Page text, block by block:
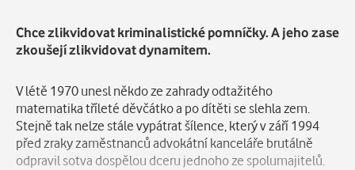
Chce zlikvidovat kriminalistické pomníčky. A jeho zase
zkoušejí zlikvidovat dynamitem.
V létě 1970 unesl někdo ze zahrady odtažitého
matematika tříleté děvčátko a po dítěti se slehla zem.
Stejně tak nelze stále vypátrat šílence, který v září 1994
před zraky zaměstnanců advokátní kanceláře brutálně
odpravil sotva dospělou dceru jednoho ze spolumajitelů.